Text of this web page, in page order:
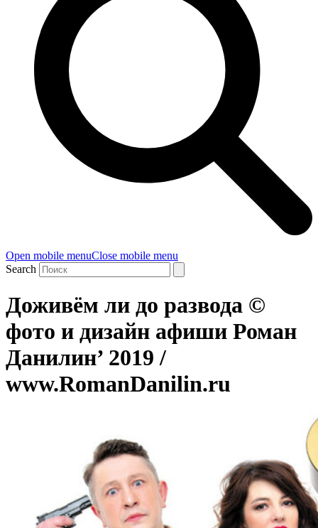
Open mobile menuClose mobile menu
Search
Доживём ли до развода ©
фото и дизайн афиши Роман
Данилин’ 2019 /
www.RomanDanilin.ru